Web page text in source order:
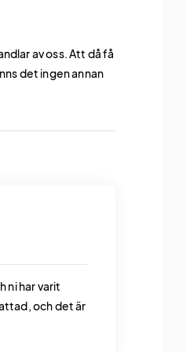
av oss. Att då få
det ingen annan
ni har varit
och det är